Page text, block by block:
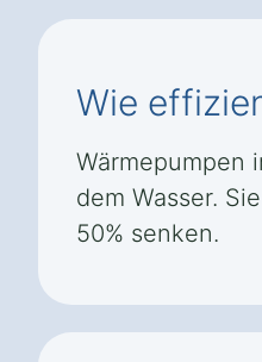
Wie
Wärmepumpen
dem Wasser.
50% senken.